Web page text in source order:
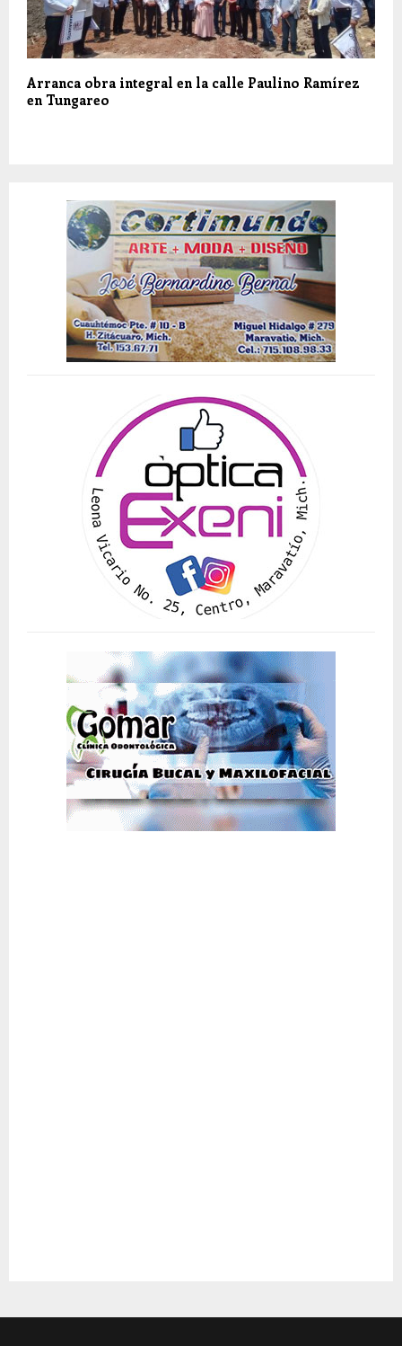
Arranca obra integral en la calle Paulino Ramírez
en Tungareo